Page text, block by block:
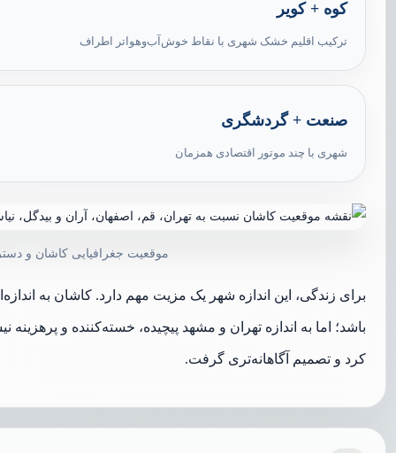
کوه + کویر
ترکیب اقلیم خشک شهری با نقاط خوش‌آب‌وهواتر اطراف
صنعت + گردشگری
شهری با چند موتور اقتصادی همزمان
موقعیت جغرافیایی کاشان و
برای زندگی، این اندازه شهر یک مزیت مهم دارد. کاشان به
باشد؛ اما به اندازه تهران و مشهد پیچیده، خسته‌کننده و
کرد و تصمیم آگاهانه‌تری گرفت.